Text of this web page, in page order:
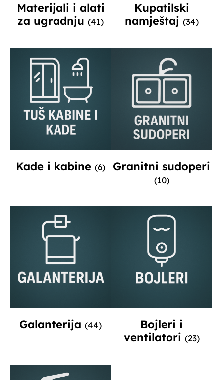
Materijali i alati
za ugradnju (41)
Kupatilski
namještaj (34)
Kade i kabine (6) Granitni sudoperi
(10)
Galanterija (44)
Bojleri i
ventilatori (23)